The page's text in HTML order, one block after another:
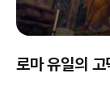
로마 유일의